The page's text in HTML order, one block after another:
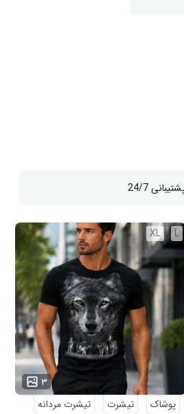
24/7
L
XL
۳
پوشاک
تیشرت
تیشرت مردانه